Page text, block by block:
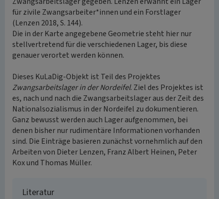
für zivile Zwangsarbeiter*innen und ein Forstlager
(Lenzen 2018, S. 144).
Die in der Karte angegebene Geometrie steht hier nur
stellvertretend für die verschiedenen Lager, bis diese
genauer verortet werden können.
Dieses KuLaDig-Objekt ist Teil des Projektes
Zwangsarbeitslager in der Nordeifel. Ziel des Projektes ist
es, nach und nach die Zwangsarbeitslager aus der Zeit des
Nationalsozialismus in der Nordeifel zu dokumentieren.
Ganz bewusst werden auch Lager aufgenommen, bei
denen bisher nur rudimentäre Informationen vorhanden
sind. Die Einträge basieren zunächst vornehmlich auf den
Arbeiten von Dieter Lenzen, Franz Albert Heinen, Peter
Kox und Thomas Müller.
Literatur